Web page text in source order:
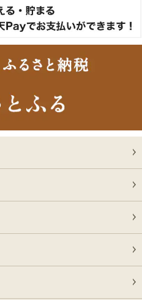
レミアムもも[200g]）ス
大阪府
出産内祝に命名札 大
切なお名前のお披露目に
大阪府 贈り物に最適な高級桐箱
大阪府
神戸牛ギフトセット 1万
円 赤身セット すきやき
アム霜降りもも）450g
出産内祝に命名札 大
神戸牛カタログギフト